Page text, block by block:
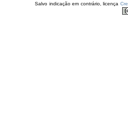
Salvo indicação em contrário, licença